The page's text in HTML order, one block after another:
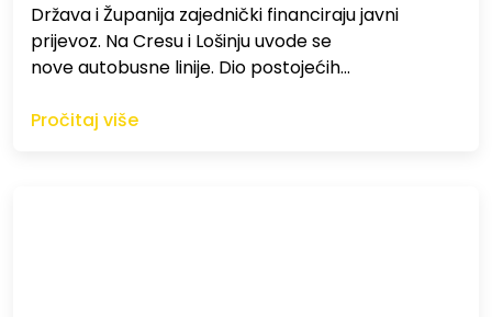
Država i Županija zajednički financiraju javni
prijevoz. Na Cresu i Lošinju uvode se
nove autobusne linije. Dio postojećih…
Pročitaj više